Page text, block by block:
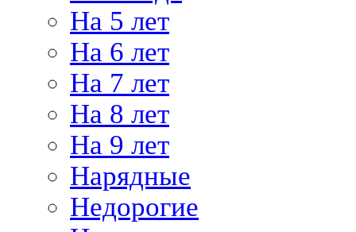
На 5 лет
На 6 лет
На 7 лет
На 8 лет
На 9 лет
Нарядные
Недорогие